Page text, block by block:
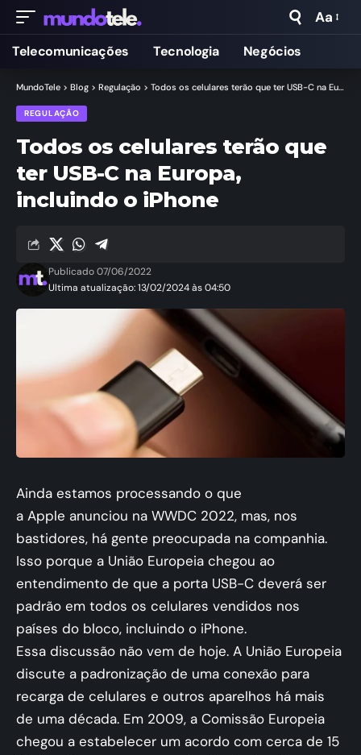
Aa
Telecomunicações Tecnologia Negócios
MundoTele > Blog > Regulação > Todos os celulares terão que ter USB-C na Europa, incluindo o iPhone
REGULAÇÃO
Todos os celulares terão que
ter USB-C na Europa,
incluindo o iPhone
Ultima atualização: 13/02/2024 às 04:50
Publicado 07/06/2022
Ainda estamos processando o que
a Apple anunciou na WWDC 2022, mas, nos
bastidores, há gente preocupada na companhia.
Isso porque a União Europeia chegou ao
entendimento de que a porta USB-C deverá ser
padrão em todos os celulares vendidos nos
países do bloco, incluindo o iPhone.
Essa discussão não vem de hoje. A União Europeia
discute a padronização de uma conexão para
recarga de celulares e outros aparelhos há mais
de uma década. Em 2009, a Comissão Europeia
chegou a estabelecer um acordo com cerca de 15